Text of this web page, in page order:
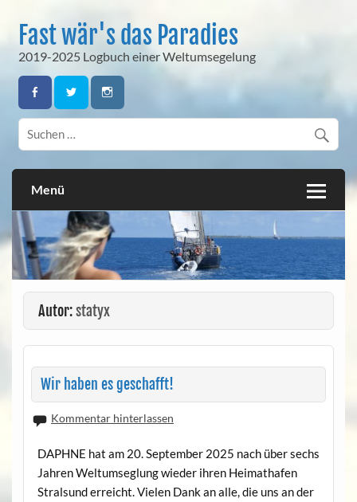
contentFast wär's das Paradies
2019-2025 Logbuch einer Weltumsegelung
Menü
Autor:statyx
Wir haben es geschafft!
Kommentar hinterlassen
DAPHNE hat am 20. September 2025 nach über sechs
Jahren Weltumseglung wieder ihren Heimathafen
Stralsund erreicht. Vielen Dank an alle, die uns an der